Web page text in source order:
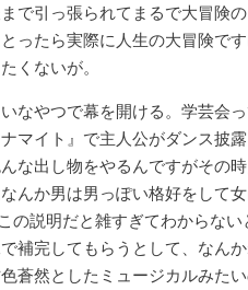
で引っ張られてまるで大冒険
ったら実際に人生の大冒険で
くないが。
なやつで幕を開ける。学芸会っ
マイト』で主人公がダンス披
な出し物をやるんですがその
んか男は男っぽい格好をして
の説明だと雑すぎてわからない
補完してもらうとして、なん
蒼然としたミュージカルみた